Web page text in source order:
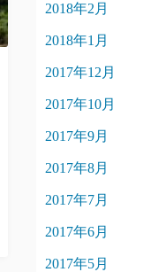
2018年2月
2018年1月
2017年12月
2017年10月
2017年9月
2017年8月
2017年7月
2017年6月
2017年5月